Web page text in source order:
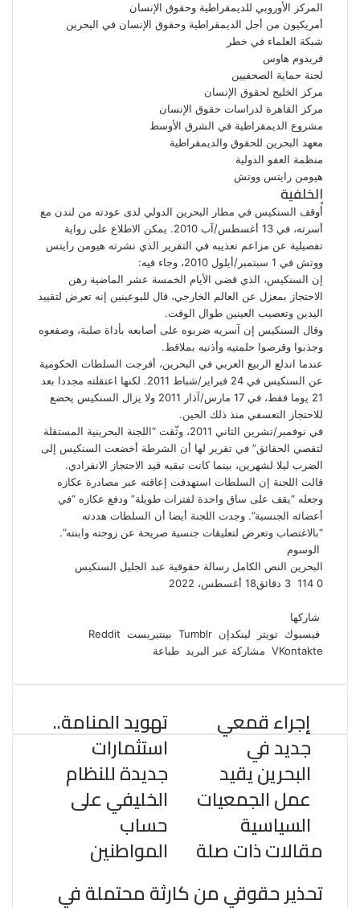
المركز الأوروبي للديمقراطية وحقوق الإنسان
أمريكيون من أجل الديمقراطية وحقوق الإنسان في البحرين
شبكة العلماء في خطر
فريدوم هاوس
لجنة حماية الصحفيين
مركز الخليج لحقوق الإنسان
مركز القاهرة لدراسات حقوق الإنسان
مشروع الديمقراطية في الشرق الأوسط
معهد البحرين للحقوق والديمقراطية
منظمة العفو الدولية
هيومن رايتس ووتش
الخلفية
أُوقف السنكيس في مطار البحرين الدولي لدى عودته من لندن مع
أسرته، في 13 أغسطس/آب 2010. يمكن الاطلاع على رواية
تفصيلية عن مزاعم تعذيبه في التقرير الذي نشرته هيومن رايتس
ووتش في 1 سبتمبر/أيلول 2010، وجاء فيه:
إن السنكيس، الذي قضى الأيام الخمسة عشر الماضية رهن
الاحتجاز بمعزل عن العالم الخارجي، قال للبوعينين إنه تعرض لتقييد
اليدين وتعصيب العينين طوال الوقت.
وقال السنكيس إن آسريه ضربوه على أصابعه بأداة صلبة، وصفعوه
وجذبوا وقرصوا حلمتيه وأذنيه بملاقط.
عندما اندلع الربيع العربي في البحرين، أفرجت السلطات الحكومية
عن السنكيس في 24 فبراير/شباط 2011. لكنها اعتقلته مجددا بعد
21 يوما فقط، في 17 مارس/آذار 2011 ولا يزال السنكيس يخضع
للاحتجاز التعسفي منذ ذلك الحين.
في نوفمبر/تشرين الثاني 2011، وثّقت “اللجنة البحرينية المستقلة
لتقصي الحقائق” في تقرير لها أن الشرطة أخضعت السنكيس إلى
الضرب ليلا لشهرين، بينما كانت تبقيه قيد الاحتجاز الانفرادي.
قالت اللجنة إن السلطات استهدفت إعاقته عبر مصادرة عكازه
وجعله “يقف على ساق واحدة لفترات طويلة” ودفع عكازه “في
أعضائه الجنسية”. وجدت اللجنة أيضا أن السلطات هددته
“بالاغتصاب وتعرض لتعليقات جنسية صريحة عن زوجته وابنته”.
الوسوم
البحرين النص الكامل رسالة حقوقية عبد الجليل السنكيس
18 أغسطس، 2022
0
ي
س
ب
ك
و
ي
ت
ي
ن
ك
إ
T
u
m
l
ي
ن
ت
ر
س
ت
R
e
d
i
ا
ت
س
ب
شاركها
فيسبوك تويتر لينكدإن بينتيريست
مشاركة عبر البريد طباعة
تهويد المنامة..
استثمارات
جديدة للنظام
الخليفي على
حساب
المواطنين
إجراء قمعي
جديد في
البحرين يقيد
عمل الجمعيات
السياسية
مقالات ذات صلة
تحذير حقوقي من كارثة محتملة في